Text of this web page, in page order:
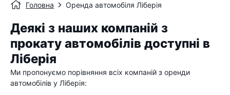
Головна Оренда автомобіля Ліберія
Деякі з наших компаній з
прокату автомобілів доступні в
Ліберія
Ми пропонуємо порівняння всіх компаній з оренди
автомобілів у Ліберія: